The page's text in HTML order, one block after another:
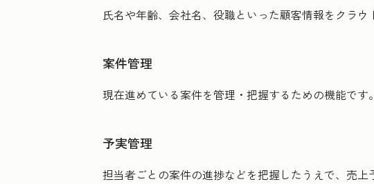
氏名や年齢、会社名、役職といった顧客情報をクラウ
案件管理
現在進めている案件を管理・把握するための機能で
予実管理
担当者ごとの案件の進捗などを把握したうえで、売